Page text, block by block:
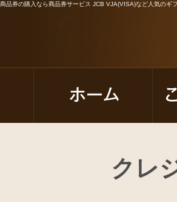
商品券の購入なら商品券サービス JCB VJA(VISA)など人気のギ
クレ